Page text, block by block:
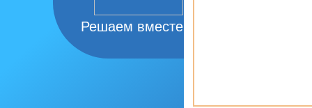
Решаем вместе